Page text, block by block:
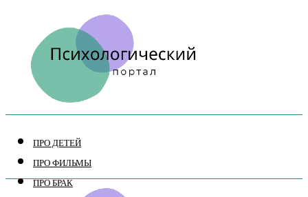
ПРО ДЕТЕЙ
ПРО ФИЛЬМЫ
ПРО БРАК